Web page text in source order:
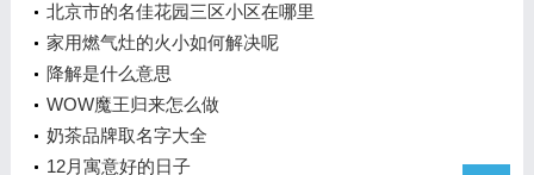
北京市的名佳花园三区小区在哪里
家用燃气灶的火小如何解决呢
降解是什么意思
WOW魔王归来怎么做
奶茶品牌取名字大全
12月寓意好的日子